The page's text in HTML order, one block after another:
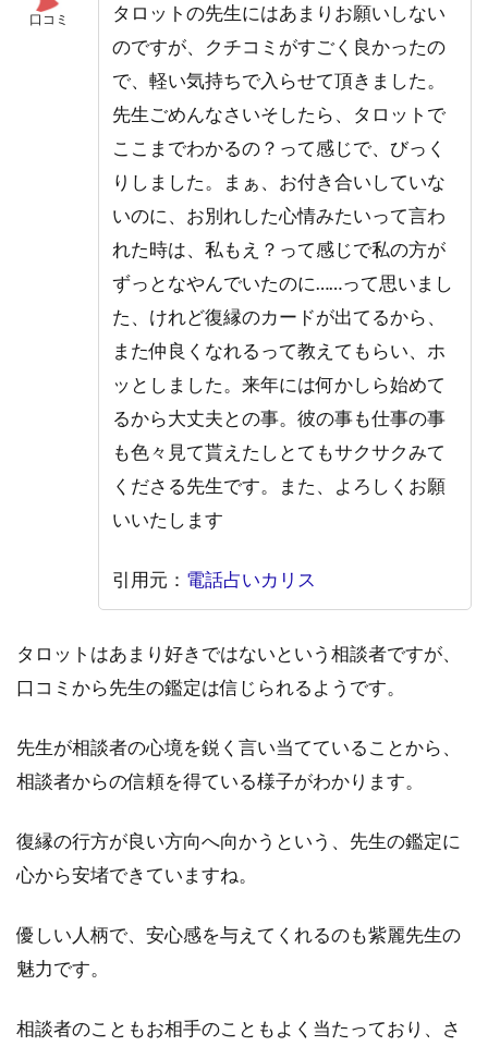
口コミ
タロットの先生にはあまりお願いしない
のですが、クチコミがすごく良かったの
で、軽い気持ちで入らせて頂きました。
先生ごめんなさいそしたら、タロットで
ここまでわかるの？って感じで、びっく
りしました。まぁ、お付き合いしていな
いのに、お別れした心情みたいって言わ
れた時は、私もえ？って感じで私の方が
ずっとなやんでいたのに……って思いまし
た、けれど復縁のカードが出てるから、
また仲良くなれるって教えてもらい、ホ
ッとしました。来年には何かしら始めて
るから大丈夫との事。彼の事も仕事の事
も色々見て貰えたしとてもサクサクみて
くださる先生です。また、よろしくお願
いいたします
引用元： 電話占いカリス
タロットはあまり好きではないという相談者ですが、
口コミから先生の鑑定は信じられるようです。
先生が相談者の心境を鋭く言い当てていることから、
相談者からの信頼を得ている様子がわかります。
復縁の行方が良い方向へ向かうという、先生の鑑定に
心から安堵できていますね。
優しい人柄で、安心感を与えてくれるのも紫麗先生の
魅力です。
相談者のこともお相手のこともよく当たっており、さ